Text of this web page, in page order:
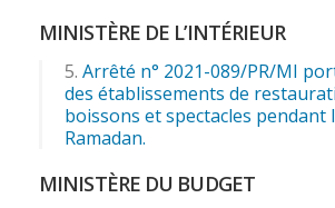
MINISTÈRE DE L’INTÉRIEUR
Arrêté n° 2021-089/PR/MI
des établissements de
boissons et spectacles pendant
Ramadan.
MINISTÈRE DU BUDGET